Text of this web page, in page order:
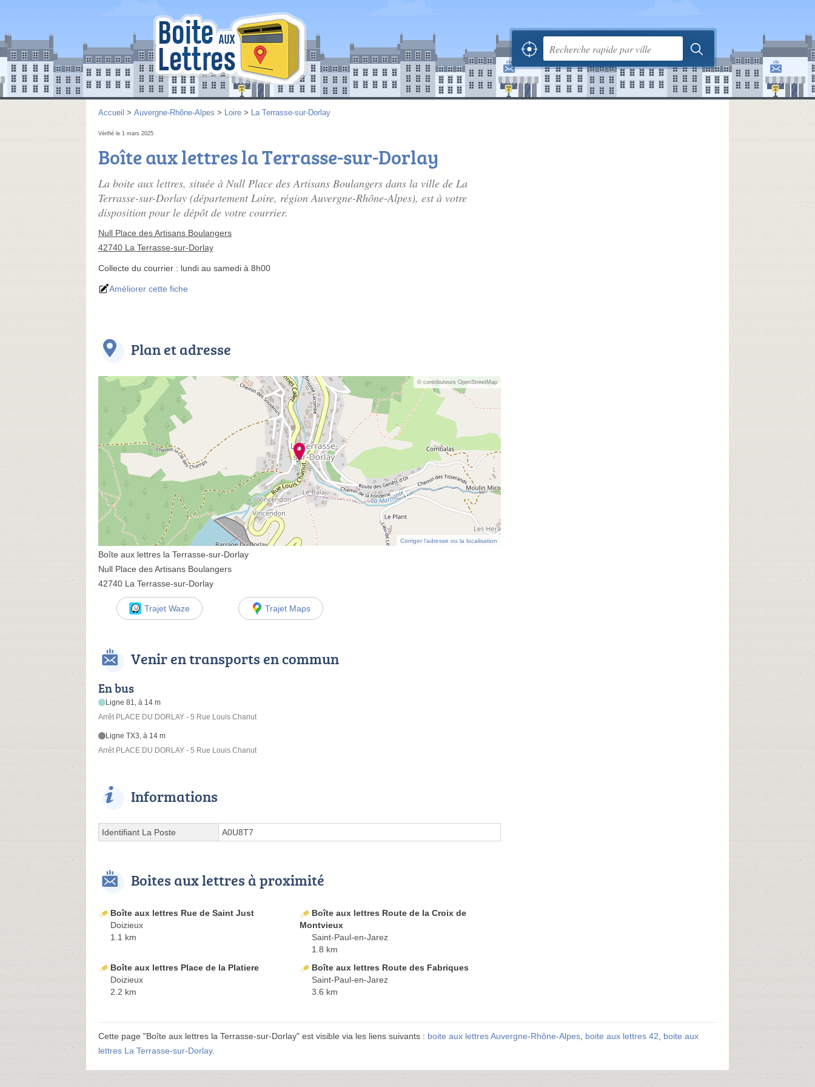
Accueil > Auvergne-Rhône-Alpes > Loire > La Terrasse-sur-Dorlay
Vérifié le 1 mars 2025
Boîte aux lettres la Terrasse-sur-Dorlay
La boite aux lettres, située à Null Place des Artisans Boulangers dans la ville de La
Terrasse-sur-Dorlay (département Loire, région Auvergne-Rhône-Alpes), est à votre
disposition pour le dépôt de votre courrier.
Null Place des Artisans Boulangers
42740 La Terrasse-sur-Dorlay
Collecte du courrier : lundi au samedi à 8h00
Améliorer cette fiche
Plan et adresse
© contributeurs OpenStreetMap
Corriger l’adresse ou la localisation
Boîte aux lettres la Terrasse-sur-Dorlay
Null Place des Artisans Boulangers
42740 La Terrasse-sur-Dorlay
Trajet Waze Trajet Maps
Venir en transports en commun
En bus
Ligne 81, à 14 m
Arrêt PLACE DU DORLAY - 5 Rue Louis Chanut
Ligne TX3, à 14 m
Arrêt PLACE DU DORLAY - 5 Rue Louis Chanut
Informations
Identifiant La Poste A0U8T7
Boites aux lettres à proximité
Boîte aux lettres Rue de Saint Just
Doizieux
1.1 km
Boîte aux lettres Route de la Croix de
Montvieux
Saint-Paul-en-Jarez
1.8 km
Boîte aux lettres Place de la Platiere
Doizieux
2.2 km
Boîte aux lettres Route des Fabriques
Saint-Paul-en-Jarez
3.6 km
Cette page "Boîte aux lettres la Terrasse-sur-Dorlay" est visible via les liens suivants : boite aux lettres Auvergne-Rhône-Alpes, boite aux lettres 42, boite aux
lettres La Terrasse-sur-Dorlay.